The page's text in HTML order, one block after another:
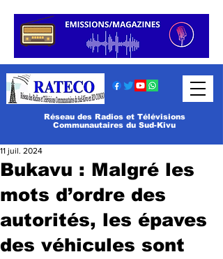
Réseau des Radios et Télévisions
Communautaires du Sud-Kivu
Bukavu : Malgré les
mots d’ordre des
autorités, les épaves
des véhicules sont
11 juil. 2024